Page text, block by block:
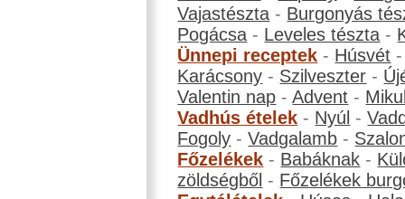
Vajastészta - Burgonyás
Pogácsa - Leveles tészta -
Ünnepi receptek - Húsvét
Karácsony - Szilveszter -
Valentin nap -Advent -
Vadhús ételek - Nyúl -
Fogoly -Vadgalamb -
Főzelékek - Babáknak -
zöldségből - Főzelékek